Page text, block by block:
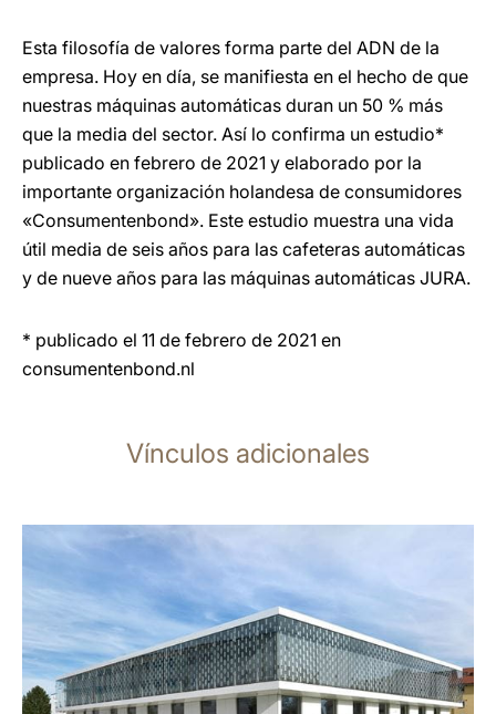
Esta filosofía de valores forma parte del ADN de la
empresa. Hoy en día, se manifiesta en el hecho de que
nuestras máquinas automáticas duran un 50 % más
que la media del sector. Así lo confirma un estudio*
publicado en febrero de 2021 y elaborado por la
importante organización holandesa de consumidores
«Consumentenbond». Este estudio muestra una vida
útil media de seis años para las cafeteras automáticas
y de nueve años para las máquinas automáticas JURA.
* publicado el 11 de febrero de 2021 en
consumentenbond.nl
Vínculos adicionales